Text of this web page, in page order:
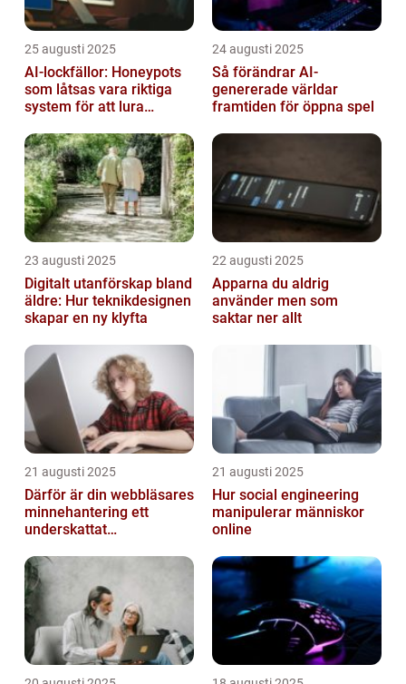
25 augusti 2025
AI-lockfällor: Honeypots
som låtsas vara riktiga
system för att lura
24 augusti 2025
Så förändrar AI-
genererade världar
framtiden för öppna spel
23 augusti 2025
Digitalt utanförskap bland
äldre: Hur teknikdesignen
skapar en ny klyfta
22 augusti 2025
Apparna du aldrig
använder men som
saktar ner allt
21 augusti 2025
Därför är din webbläsares
minnehantering ett
underskattat
21 augusti 2025
Hur social engineering
manipulerar människor
online